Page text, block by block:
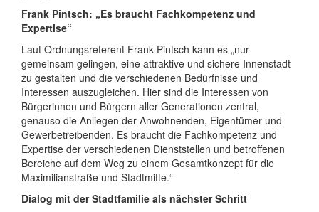
Frank Pintsch: „Es braucht Fachkompetenz und
Expertise“
Laut Ordnungsreferent Frank Pintsch kann es „nur
gemeinsam gelingen, eine attraktive und sichere Innenstadt
zu gestalten und die verschiedenen Bedürfnisse und
Interessen auszugleichen. Hier sind die Interessen von
Bürgerinnen und Bürgern aller Generationen zentral,
genauso die Anliegen der Anwohnenden, Eigentümer und
Gewerbetreibenden. Es braucht die Fachkompetenz und
Expertise der verschiedenen Dienststellen und betroffenen
Bereiche auf dem Weg zu einem Gesamtkonzept für die
Maximilianstraße und Stadtmitte.“
Dialog mit der Stadtfamilie als nächster Schritt